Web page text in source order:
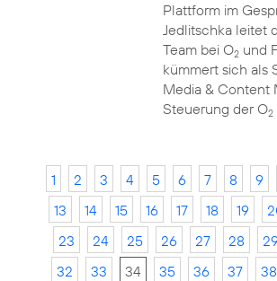
Plattform im
Jedlitschka leitet
Team bei O2und
kümmert sich als
Media & Content
Steuerung der O2
1 2 3 4 5 6 7 8 9
13
14 15 16 17 18 19
23
24 25 26 27 28
32
33 34 35 36 37 38